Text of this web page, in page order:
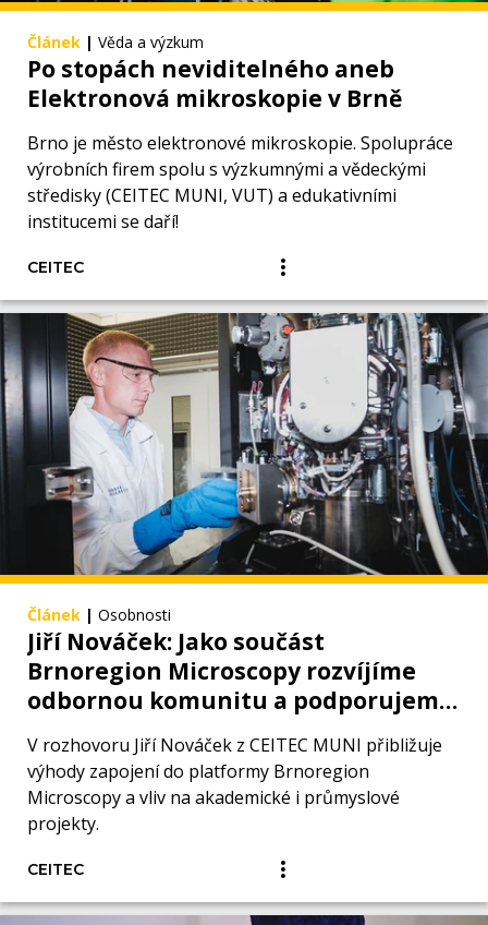
Článek | Věda a výzkum
Po stopách neviditelného aneb
Elektronová mikroskopie v Brně
Brno je město elektronové mikroskopie. Spolupráce
výrobních firem spolu s výzkumnými a vědeckými
středisky (CEITEC MUNI, VUT) a edukativními
institucemi se daří!
CEITEC
Článek | Osobnosti
Jiří Nováček: Jako součást
Brnoregion Microscopy rozvíjíme
odbornou komunitu a podporujeme
inovace v mikroskopii
V rozhovoru Jiří Nováček z CEITEC MUNI přibližuje
výhody zapojení do platformy Brnoregion
Microscopy a vliv na akademické i průmyslové
projekty.
CEITEC